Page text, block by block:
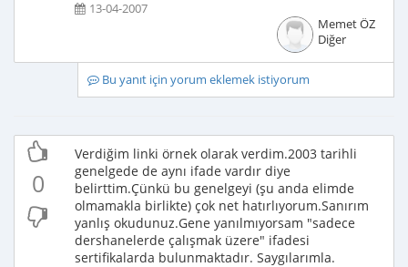
13-04-2007
Memet ÖZ
Diğer
Bu yanıt için yorum eklemek istiyorum
0
Verdiğim linki örnek olarak verdim.2003 tarihli
genelgede de aynı ifade vardır diye
belirttim.Çünkü bu genelgeyi (şu anda elimde
olmamakla birlikte) çok net hatırlıyorum.Sanırım
yanlış okudunuz.Gene yanılmıyorsam "sadece
dershanelerde çalışmak üzere" ifadesi
sertifikalarda bulunmaktadır. Saygılarımla.